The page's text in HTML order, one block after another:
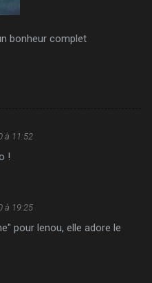
bonheur complet
à 11:52
!
à 19:25
pour lenou, elle adore le